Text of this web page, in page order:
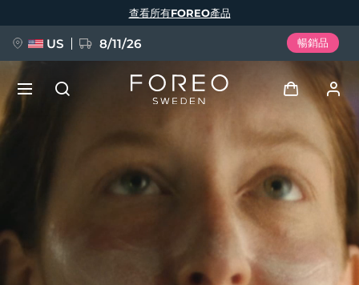
查看所有FOREO產品
US 8/11/26 暢銷品
登入
用戶信息
我的設備
BREAKING NEWS
Español
Français
Русский